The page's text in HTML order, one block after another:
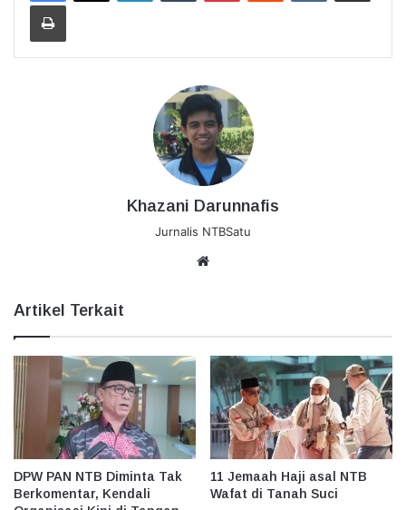
Cetak
Khazani Darunnafis
Jurnalis NTBSatu
Artikel Terkait
DPW PAN NTB Diminta Tak
Berkomentar, Kendali
11 Jemaah Haji asal NTB
Wafat di Tanah Suci